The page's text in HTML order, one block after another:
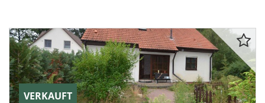
VERKAUFT